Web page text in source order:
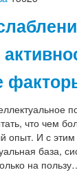
что чем
опыт. И с
база,
на